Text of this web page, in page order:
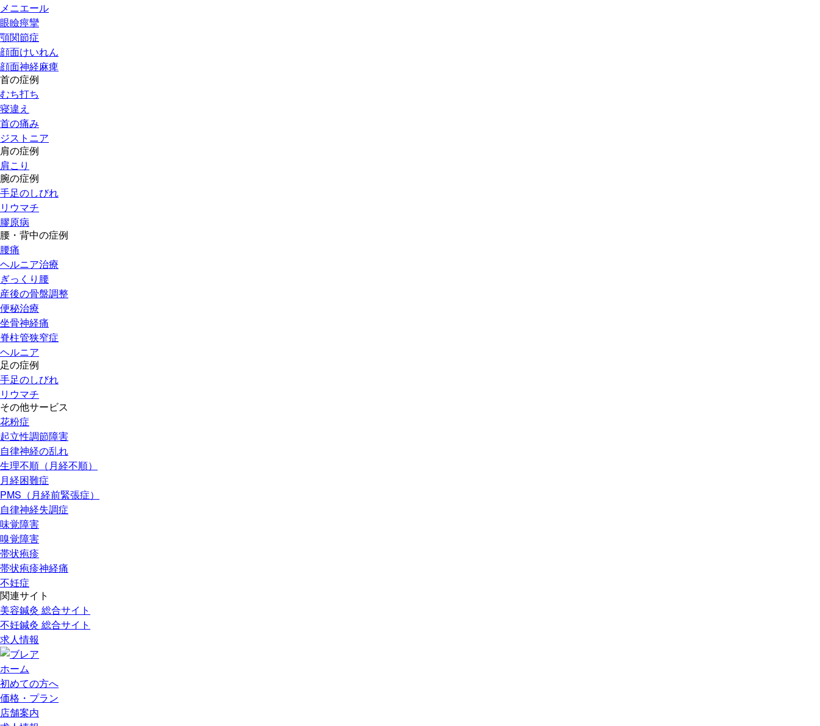
メニエール
眼瞼痙攣
顎関節症
顔面けいれん
顔面神経麻痺
首の症例
むち打ち
寝違え
首の痛み
ジストニア
肩の症例
肩こり
腕の症例
手足のしびれ
リウマチ
膠原病
腰・背中の症例
腰痛
ヘルニア治療
ぎっくり腰
産後の骨盤調整
便秘治療
坐骨神経痛
脊柱管狭窄症
ヘルニア
足の症例
手足のしびれ
リウマチ
その他サービス
花粉症
起立性調節障害
自律神経の乱れ
生理不順（月経不順）
月経困難症
PMS（月経前緊張症）
自律神経失調症
味覚障害
嗅覚障害
帯状疱疹
帯状疱疹神経痛
不妊症
関連サイト
美容鍼灸 総合サイト
不妊鍼灸 総合サイト
求人情報
ホーム
初めての方へ
価格・プラン
店舗案内